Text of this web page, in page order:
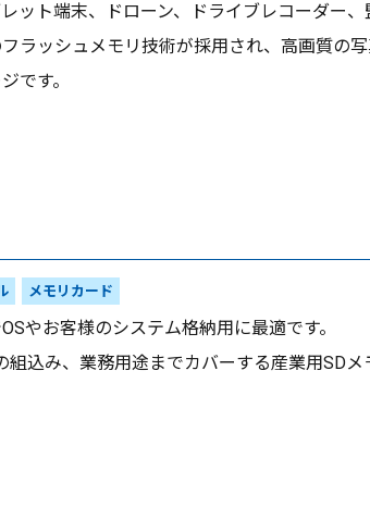
ット端末、ドローン、ドライブレコーダー
ラッシュメモリ技術が採用され、高画質の
です。
メモリカード
やお客様のシステム格納用に最適です。
込み、業務用途までカバーする産業用SDメ